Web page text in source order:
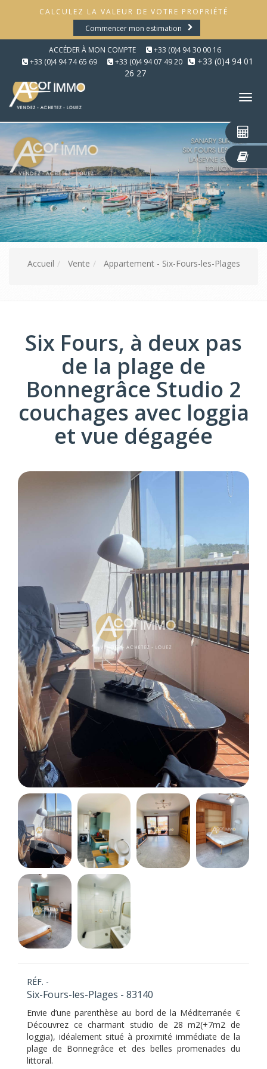
CALCULEZ LA VALEUR DE VOTRE PROPRIÉTÉ
Commencer mon estimation
ACCÉDER À MON COMPTE
+33 (0)4 94 30 00 16
+33 (0)4 94 74 65 69
+33 (0)4 94 07 49 20
+33 (0)4 94 01
26 27
Accueil Vente Appartement - Six-Fours-les-Plages
Six Fours, à deux pas
de la plage de
Bonnegrâce Studio 2
couchages avec loggia
et vue dégagée
RÉF. -
Six-Fours-les-Plages - 83140
Envie d’une parenthèse au bord de la Méditerranée €
Découvrez ce charmant studio de 28 m2(+7m2 de
loggia), idéalement situé à proximité immédiate de la
plage de Bonnegrâce et des belles promenades du
littoral.